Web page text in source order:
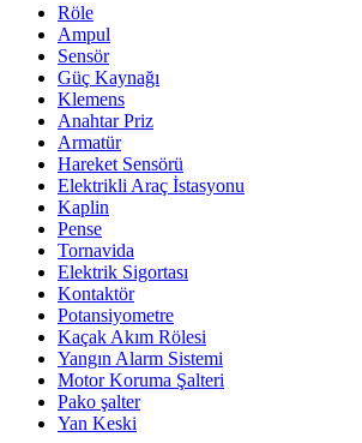
Röle
Ampul
Sensör
Güç Kaynağı
Klemens
Anahtar Priz
Armatür
Hareket Sensörü
Elektrikli Araç İstasyonu
Kaplin
Pense
Tornavida
Elektrik Sigortası
Kontaktör
Potansiyometre
Kaçak Akım Rölesi
Yangın Alarm Sistemi
Motor Koruma Şalteri
Pako şalter
Yan Keski